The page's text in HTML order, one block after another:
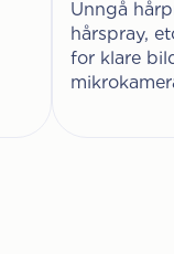
Unngå
hårspray,
for klare